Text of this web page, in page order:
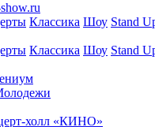
Классика Шоу Stand
Классика Шоу Stand
холл «КИНО»